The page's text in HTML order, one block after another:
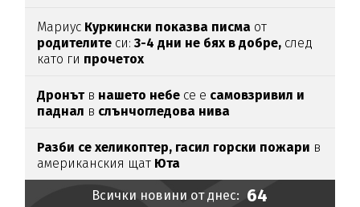
Мариус Куркински показва писма от
родителите си:3-4 дни не бях в добре, след
като ги прочетох
Дронътв нашето небе се е самовзривил и
паднал в слънчогледова нива
Разби се хеликоптер, гасил горски пожари в
американския щат Юта
Всички новини от днес: 64